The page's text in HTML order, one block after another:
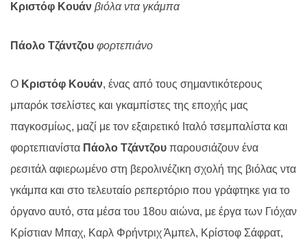
Κριστόφ Κουάν βιόλα ντα γκάμπα
Πάολο Τζάντζου φορτεπιάνο
Ο Κριστόφ Κουάν, ένας από τους σημαντικότερους
μπαρόκ τσελίστες και γκαμπίστες της εποχής μας
παγκοσμίως, μαζί με τον εξαιρετικό Ιταλό τσεμπαλίστα και
φορτεπιανίστα Πάολο Τζάντζου παρουσιάζουν ένα
ρεσιτάλ αφιερωμένο στη βερολινέζικη σχολή της βιόλας ντα
γκάμπα και στο τελευταίο ρεπερτόριο που γράφτηκε για το
όργανο αυτό, στα μέσα του 18ου αιώνα, με έργα των Γιόχαν
Κρίστιαν Μπαχ, Καρλ Φρήντριχ Άμπελ, Κρίστοφ Σάφρατ,